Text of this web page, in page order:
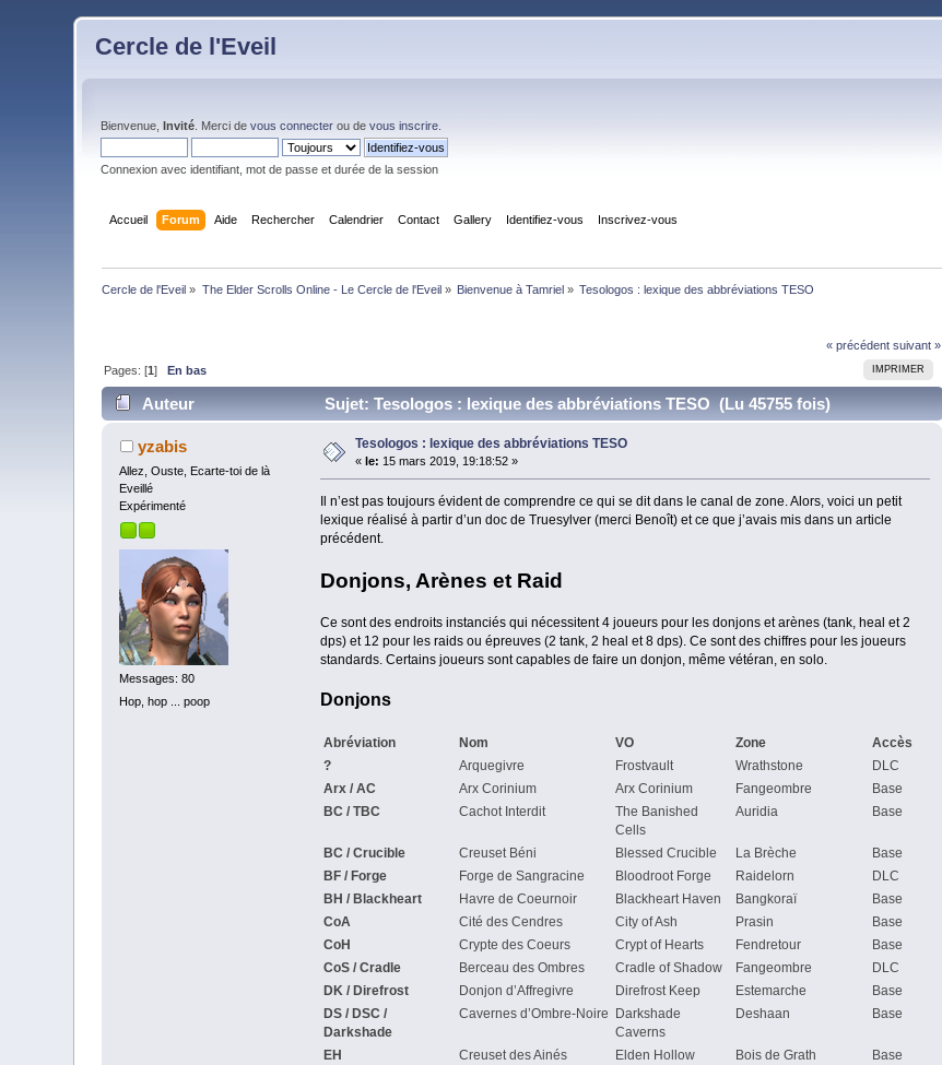
Cercle de l'Eveil
Bienvenue,Invité . Merci devous connecter ou devous inscrire
Connexion avec identifiant, mot de passe et durée de la session
Accueil Forum Aide Rechercher Calendrier Contact Gallery Identifiez-vous Inscrivez-vous
Cercle de l'Eveil » The Elder Scrolls Online - Le Cercle de l'Eveil» Bienvenue à Tamriel » Tesologos : lexique des abbréviations TESO
« précédent suivant »
IMPRIMER
Pages: [1]En bas
Auteur Sujet: Tesologos : lexique des abbréviations TESO (Lu 45755 fois)
yzabis
Allez, Ouste, Ecarte-toi de là
Eveillé
Expérimenté
Messages: 80
Hop, hop ... poop
Tesologos : lexique des abbréviations TESO
« le: 15 mars 2019, 19:18:52 »
Il n’est pas toujours évident de comprendre ce qui se dit dans le canal de zone. Alors, voici un petit
lexique réalisé à partir d’un doc de Truesylver (merci Benoît) et ce que j’avais mis dans un article
précédent.
Donjons, Arènes et Raid
Ce sont des endroits instanciés qui nécessitent 4 joueurs pour les donjons et arènes (tank, heal et 2
dps) et 12 pour les raids ou épreuves (2 tank, 2 heal et 8 dps). Ce sont des chiffres pour les joueurs
standards. Certains joueurs sont capables de faire un donjon, même vétéran, en solo.
Donjons
Abréviation Nom VO Zone
Accès
?
Arquegivre Frostvault Wrathstone
DLC
Arx / AC
Arx Corinium Arx Corinium Fangeombre
Base
BC / TBC
Cachot Interdit
The Banished
Cells
Auridia Base
BC / Crucible Creuset Béni Blessed Crucible La Brèche
Base
BF / Forge
Forge de Sangracine Bloodroot Forge Raidelorn
DLC
BH / Blackheart
Havre de Coeurnoir Blackheart Haven Bangkoraï
Base
CoA
Cité des Cendres City of Ash Prasin
Base
CoH
Crypte des Coeurs Crypt of Hearts Fendretour
Base
CoS / Cradle
Berceau des Ombres Cradle of Shadow Fangeombre
DLC
DK / Direfrost
Donjon d’Affregivre Direfrost Keep Estemarche
Base
DS / DSC /
Darkshade
Cavernes d’Ombre-Noire
Darkshade
Caverns
Deshaan Base
EH Creuset des Ainés Elden Hollow Bois de Grath
Base